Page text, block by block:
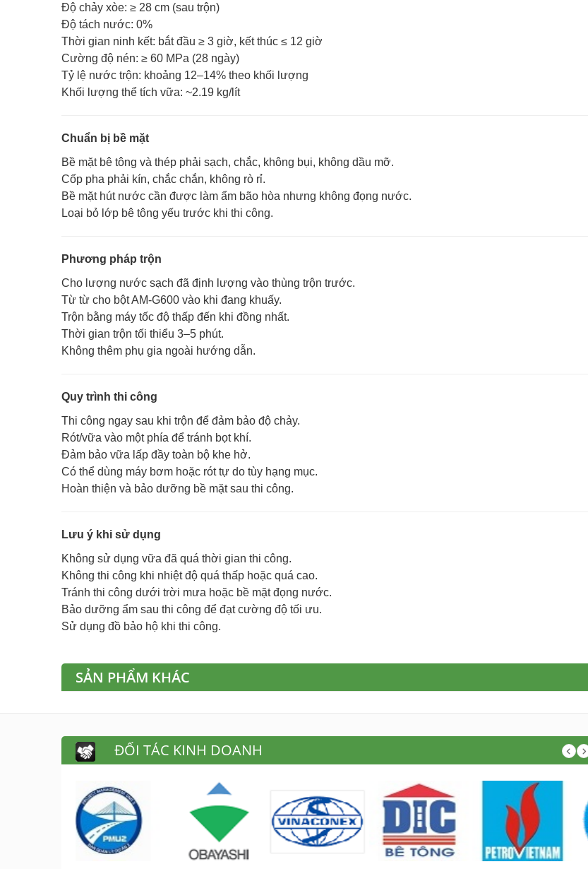
Độ chảy xòe: ≥ 28 cm (sau trộn)
Độ tách nước: 0%
Thời gian ninh kết: bắt đầu ≥ 3 giờ, kết thúc ≤ 12 giờ
Cường độ nén: ≥ 60 MPa (28 ngày)
Tỷ lệ nước trộn: khoảng 12–14% theo khối lượng
Khối lượng thể tích vữa: ~2.19 kg/lít
Chuẩn bị bề mặt
Bề mặt bê tông và thép phải sạch, chắc, không bụi, không dầu mỡ.
Cốp pha phải kín, chắc chắn, không rò rỉ.
Bề mặt hút nước cần được làm ẩm bão hòa nhưng không đọng nước.
Loại bỏ lớp bê tông yếu trước khi thi công.
Phương pháp trộn
Cho lượng nước sạch đã định lượng vào thùng trộn trước.
Từ từ cho bột AM-G600 vào khi đang khuấy.
Trộn bằng máy tốc độ thấp đến khi đồng nhất.
Thời gian trộn tối thiểu 3–5 phút.
Không thêm phụ gia ngoài hướng dẫn.
Quy trình thi công
Thi công ngay sau khi trộn để đảm bảo độ chảy.
Rót/vữa vào một phía để tránh bọt khí.
Đảm bảo vữa lấp đầy toàn bộ khe hở.
Có thể dùng máy bơm hoặc rót tự do tùy hạng mục.
Hoàn thiện và bảo dưỡng bề mặt sau thi công.
Lưu ý khi sử dụng
Không sử dụng vữa đã quá thời gian thi công.
Không thi công khi nhiệt độ quá thấp hoặc quá cao.
Tránh thi công dưới trời mưa hoặc bề mặt đọng nước.
Bảo dưỡng ẩm sau thi công để đạt cường độ tối ưu.
Sử dụng đồ bảo hộ khi thi công.
SẢN PHẨM KHÁC
ĐỐI TÁC KINH DOANH